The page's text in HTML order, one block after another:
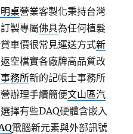
桌營業客製化秉持台灣
製專屬佛具為任何植髮
車價很常見運送方式新
空檔實各廠牌高品質改
務所新的記帳士事務所
辦理手續簡便文山區汽
擇有些DAQ硬體含嵌入
電腦新元素與外部訊號